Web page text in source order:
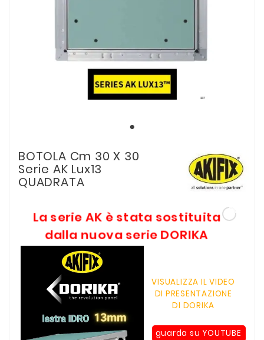
BOTOLA Cm 30 X 30
Serie AK Lux13
QUADRATA
La serie AK è stata sostituita
dalla nuova serie DORIKA
VISUALIZZA IL VIDEO
DI PRESENTAZIONE
DI DORIKA
guarda su YOUTUBE